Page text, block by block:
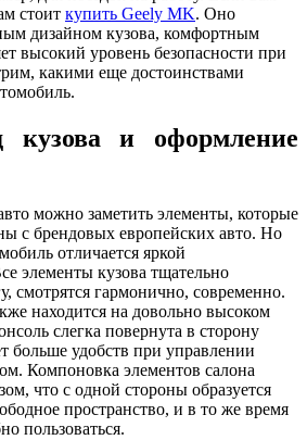
стоит купить Geely MK. Оно
дизайном кузова, комфортным
высокий уровень безопасности при
какими еще достоинствами
и оформление
можно заметить элементы, которые
с брендовых европейских авто. Но
отличается яркой
элементы кузова тщательно
смотрятся гармонично, современно.
находится на довольно высоком
слегка повернута в сторону
больше удобств при управлении
Компоновка элементов салона
что с одной стороны образуется
пространство, и в то же время
пользоваться.